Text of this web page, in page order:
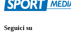
Seguici su